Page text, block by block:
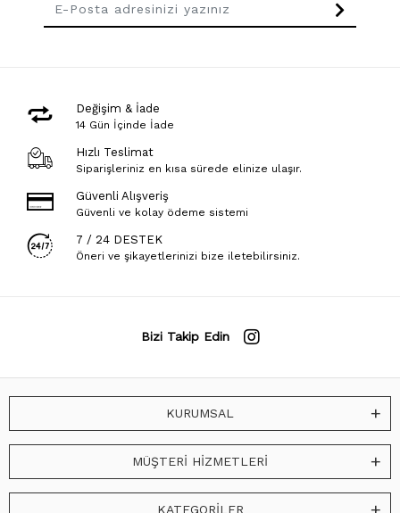
Değişim & İade
14 Gün İçinde İade
Hızlı Teslimat
Siparişleriniz en kısa sürede elinize ulaşır.
Güvenli Alışveriş
Güvenli ve kolay ödeme sistemi
7 / 24 DESTEK
Öneri ve şikayetlerinizi bize iletebilirsiniz.
Bizi Takip Edin
KURUMSAL
MÜŞTERİ HİZMETLERİ
KATEGORİLER